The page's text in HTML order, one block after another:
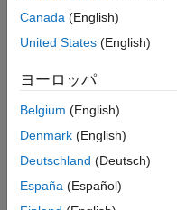
Canada (English)
United States (English)
ヨーロッパ
Belgium (English)
Denmark (English)
Deutschland (Deutsch)
España (Español)
トラストセンター
違法コピー防止
アプ
© 1994-2026 The